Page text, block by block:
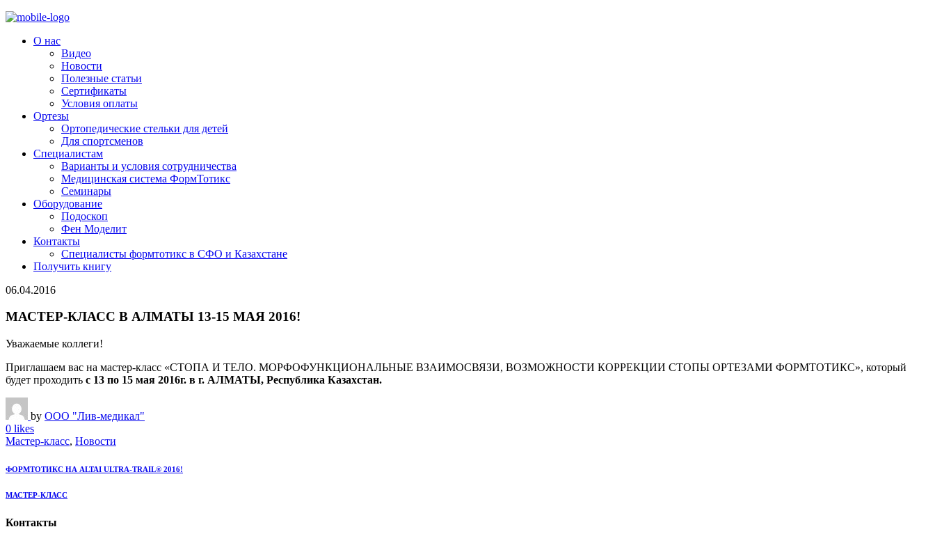
О нас
Видео
Новости
Полезные статьи
Сертификаты
Условия оплаты
Ортезы
Ортопедические стельки для детей
Для спортсменов
Специалистам
Варианты и условия сотрудничества
Медицинская система ФормТотикс
Семинары
Оборудование
Подоскоп
Фен Моделит
Контакты
Специалисты формтотикс в СФО и Казахстане
Получить книгу
06.04.2016
МАСТЕР-КЛАСС В АЛМАТЫ 13-15 МАЯ 2016!
Уважаемые коллеги!
Приглашаем вас на мастер-класс «СТОПА И ТЕЛО. МОРФОФУНКЦИОНАЛЬНЫЕ ВЗАИМОСВЯЗИ, ВОЗМОЖНОСТИ КОРРЕКЦИИ СТОПЫ ОРТЕЗАМИ ФОРМТОТИКС», который
будет проходить с 13 по 15 мая 2016г. в г. АЛМАТЫ, Республика Казахстан.
by ООО "Лив-медикал"
0 likes
Мастер-класс, Новости
ФОРМТОТИКС НА ALTAI ULTRA-TRAIL® 2016!
МАСТЕР-КЛАСС
Контакты